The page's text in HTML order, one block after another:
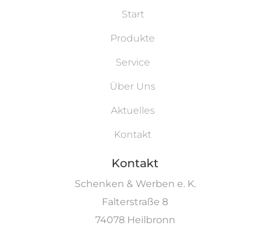
Start
Produkte
Service
Über Uns
Aktuelles
Kontakt
Kontakt
Schenken & Werben e. K.
Falterstraße 8
74078 Heilbronn